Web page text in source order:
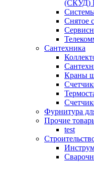
(СКУД)
Снятое
Сантехника
Краны
Фурнитура
Прочие
test